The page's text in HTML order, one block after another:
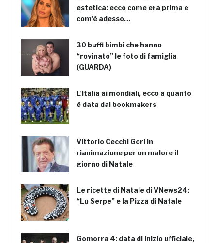
estetica: ecco come era prima e
com’è adesso…
30 buffi bimbi che hanno
“rovinato” le foto di famiglia
(GUARDA)
L’Italia ai mondiali, ecco a quanto
è data dai bookmakers
Vittorio Cecchi Gori in
rianimazione per un malore il
giorno di Natale
Le ricette di Natale di VNews24:
“Lu Serpe” e la Pizza di Natale
Gomorra 4: data di inizio ufficiale,